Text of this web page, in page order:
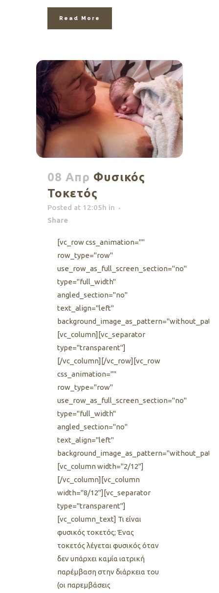
Read More
08 Απρ Φυσικός
Τοκετός
Posted at 12:05h in
Share
[vc_row css_animation=""
row_type="row"
use_row_as_full_screen_section="no"
type="full_width"
angled_section="no"
text_align="left"
[vc_column][vc_separator
type="transparent"]
[/vc_column][/vc_row][vc_row
css_animation=""
row_type="row"
use_row_as_full_screen_section="no"
type="full_width"
angled_section="no"
text_align="left"
[vc_column width="2/12"]
[/vc_column][vc_column
width="8/12"][vc_separator
type="transparent"]
[vc_column_text] Τι είναι
φυσικός τοκετός; Ένας
τοκετός λέγεται φυσικός όταν
δεν υπάρχει καμία ιατρική
παρέμβαση στην διάρκεια του
(οι παρεμβάσεις